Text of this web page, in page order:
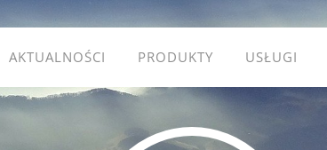
AKTUALNOŚCI PRODUKTY USŁUGI